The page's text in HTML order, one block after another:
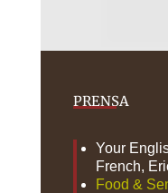
PRENSA
Your
French,
Food &